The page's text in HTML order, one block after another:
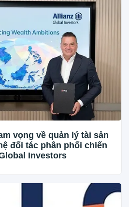
vọng về quản lý tài sản
đối tác phân phối chiến
Investors